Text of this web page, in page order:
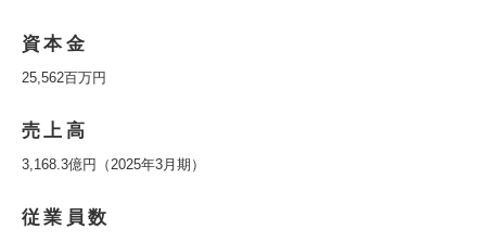
資本金
25,562百万円
売上高
3,168.3億円（2025年3月期）
従業員数